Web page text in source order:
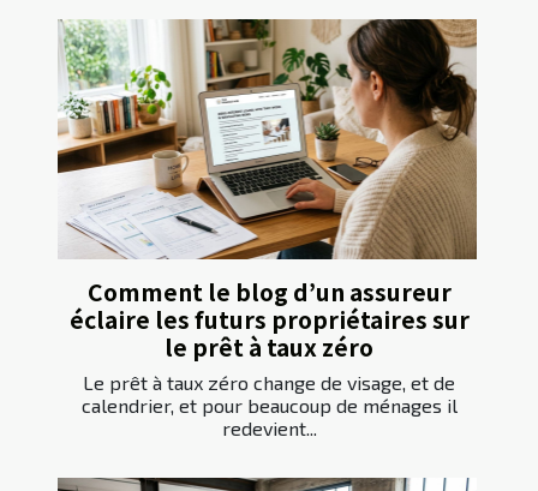
Comment le blog d’un assureur
éclaire les futurs propriétaires sur
le prêt à taux zéro
Le prêt à taux zéro change de visage, et de
calendrier, et pour beaucoup de ménages il
redevient...